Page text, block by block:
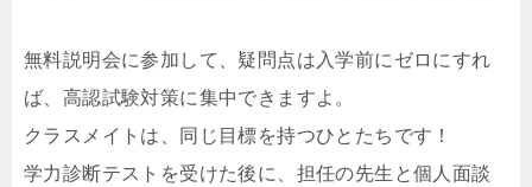
無料説明会に参加して、疑問点は入学前にゼロにすれ
ば、高認試験対策に集中できますよ。
クラスメイトは、同じ目標を持つひとたちです！
学力診断テストを受けた後に、担任の先生と個人面談